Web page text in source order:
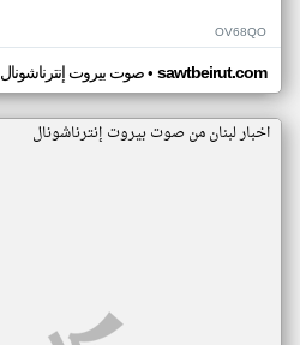
OV68QO
صوت بيروت إنترناشونال• sawtbeirut.com
اخبار لبنان من صوت بيروت إنترناشونال